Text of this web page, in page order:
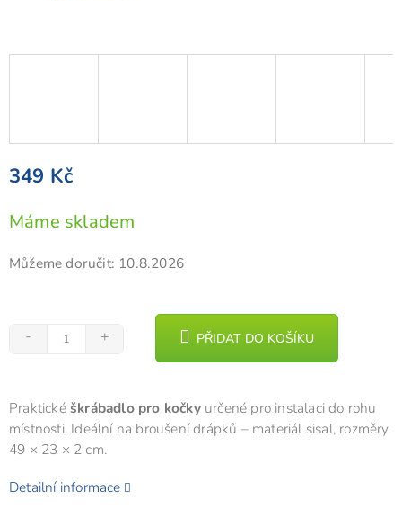
349 Kč
Měrná
cena:
Máme skladem
Můžeme doručit: 10.8.2026
PŘIDAT DO KOŠÍKU
Praktickéškrábadlo pro kočky určené pro instalaci do rohu
místnosti. Ideální na broušení drápků – materiál sisal, rozměry
49 × 23 × 2 cm.
Detailní informace